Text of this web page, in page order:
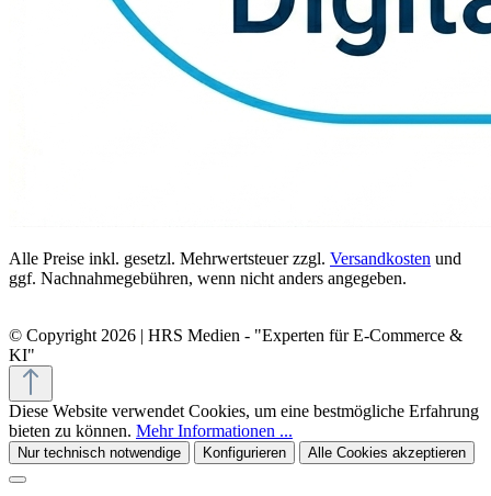
Alle Preise inkl. gesetzl. Mehrwertsteuer zzgl. Versandkosten und
ggf. Nachnahmegebühren, wenn nicht anders angegeben.
© Copyright 2026 | HRS Medien - "Experten für E-Commerce &
KI"
Diese Website verwendet Cookies, um eine bestmögliche Erfahrung
bieten zu können. Mehr Informationen ...
Nur technisch notwendige Konfigurieren Alle Cookies akzeptieren